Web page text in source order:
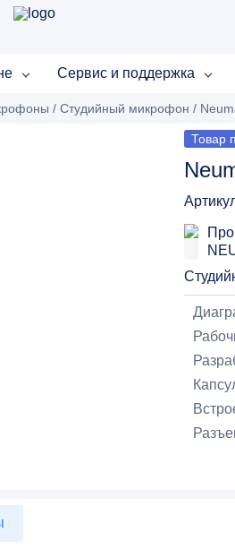
Сервис и поддержка
/ Студийный микрофон /
Товар